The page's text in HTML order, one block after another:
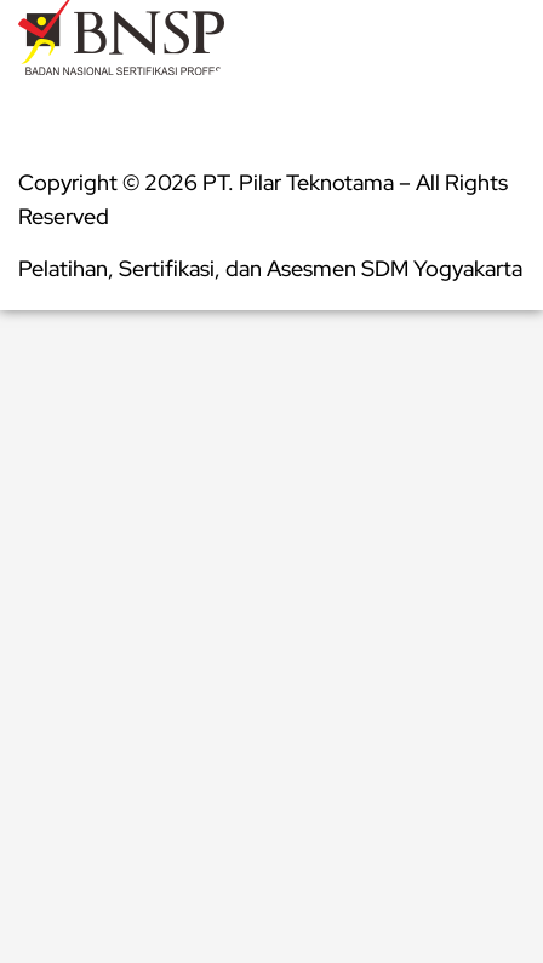
Copyright © 2026 PT. Pilar Teknotama – All Rights
Reserved
Pelatihan, Sertifikasi, dan Asesmen SDM Yogyakarta